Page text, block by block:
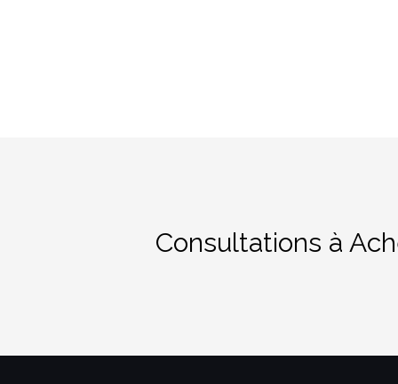
Consultations à